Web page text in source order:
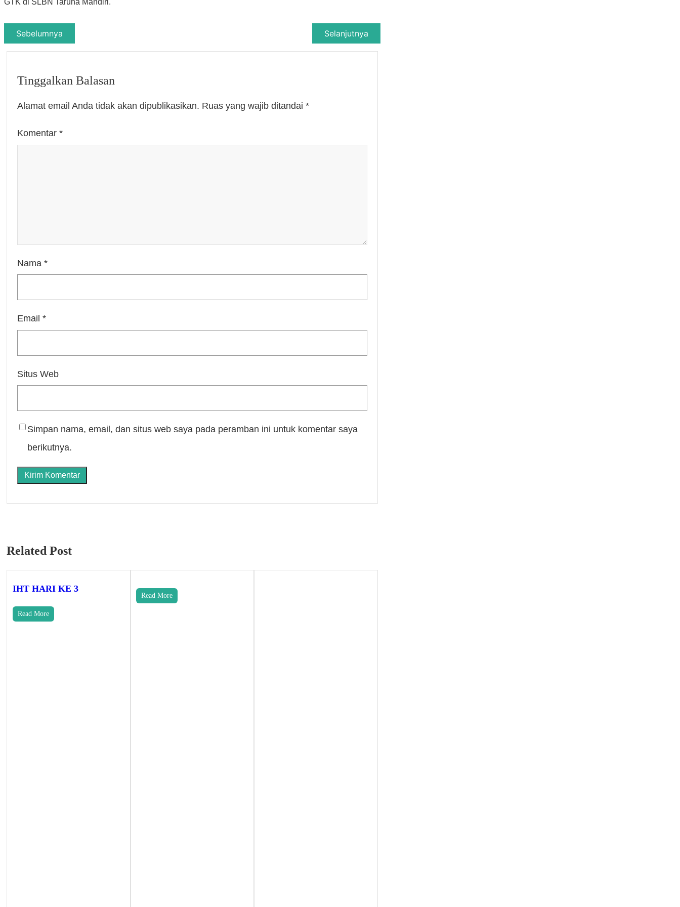
GTK di SLBN Taruna Mandiri.
Sebelumnya Selanjutnya
Tinggalkan Balasan
Alamat email Anda tidak akan dipublikasikan. Ruas yang wajib ditandai *
Komentar *
Nama *
Email *
Situs Web
Simpan nama, email, dan situs web saya pada peramban ini untuk komentar saya
berikutnya.
Related Post
IHT HARI KE 3
Read More
Read More